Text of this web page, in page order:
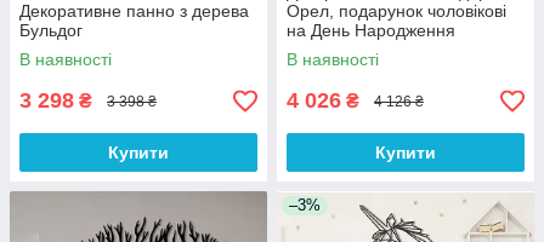
Декоративне панно з дерева
Бульдог
В наявності
3 298 ₴ 3 398 ₴
Купити
Орел, подарунок чоловікові
на День Народження
В наявності
4 026 ₴ 4 126 ₴
Купити
–3%